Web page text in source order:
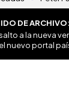
DE ARCHIVO:
a la nueva
nuevo portal